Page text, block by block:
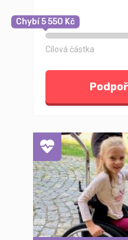
Chybí 5 550 Kč
Cílová částka